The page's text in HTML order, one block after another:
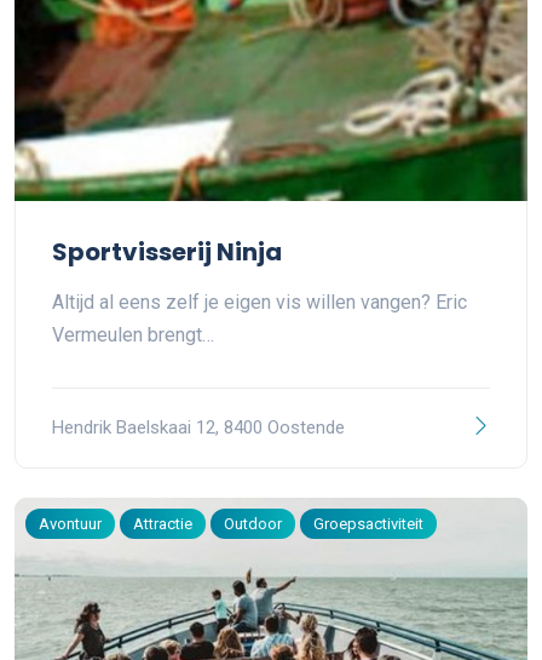
Sportvisserij Ninja
Altijd al eens zelf je eigen vis willen vangen? Eric
Vermeulen brengt…
Hendrik Baelskaai 12, 8400 Oostende
Avontuur Attractie Outdoor Groepsactiviteit